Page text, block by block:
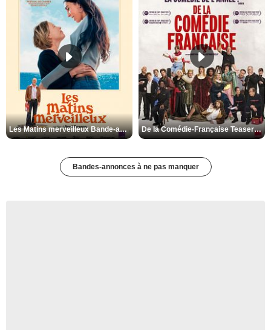
Les Matins merveilleux Bande-annonce VF De la Comédie-Française Teaser VF
Bandes-annonces à ne pas manquer